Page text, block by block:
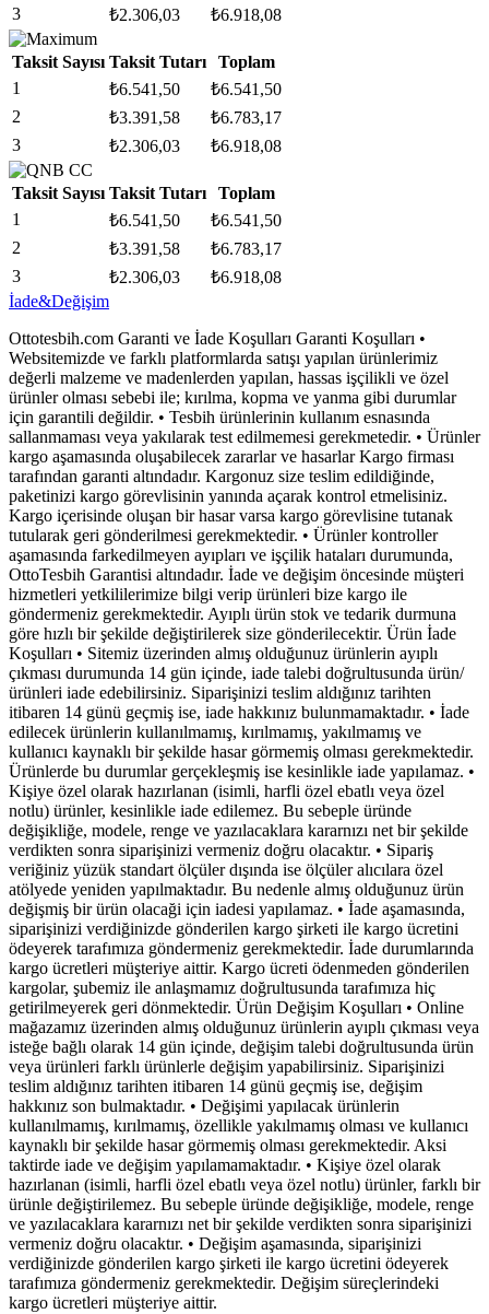
3 ₺2.306,03 ₺6.918,08
Taksit Sayısı Taksit Tutarı
Toplam
1
₺6.541,50 ₺6.541,50
2
₺3.391,58 ₺6.783,17
3
₺2.306,03 ₺6.918,08
Taksit Sayısı Taksit Tutarı
Toplam
1
₺6.541,50 ₺6.541,50
2
₺3.391,58 ₺6.783,17
3
₺2.306,03 ₺6.918,08
İade&Değişim
Ottotesbih.com Garanti ve İade Koşulları Garanti Koşulları •
Websitemizde ve farklı platformlarda satışı yapılan ürünlerimiz
değerli malzeme ve madenlerden yapılan, hassas işçilikli ve özel
ürünler olması sebebi ile; kırılma, kopma ve yanma gibi durumlar
için garantili değildir. • Tesbih ürünlerinin kullanım esnasında
sallanmaması veya yakılarak test edilmemesi gerekmetedir. • Ürünler
kargo aşamasında oluşabilecek zararlar ve hasarlar Kargo firması
tarafından garanti altındadır. Kargonuz size teslim edildiğinde,
paketinizi kargo görevlisinin yanında açarak kontrol etmelisiniz.
Kargo içerisinde oluşan bir hasar varsa kargo görevlisine tutanak
tutularak geri gönderilmesi gerekmektedir. • Ürünler kontroller
aşamasında farkedilmeyen ayıpları ve işçilik hataları durumunda,
OttoTesbih Garantisi altındadır. İade ve değişim öncesinde müşteri
hizmetleri yetkililerimize bilgi verip ürünleri bize kargo ile
göndermeniz gerekmektedir. Ayıplı ürün stok ve tedarik durmuna
göre hızlı bir şekilde değiştirilerek size gönderilecektir. Ürün İade
Koşulları • Sitemiz üzerinden almış olduğunuz ürünlerin ayıplı
çıkması durumunda 14 gün içinde, iade talebi doğrultusunda ürün/
ürünleri iade edebilirsiniz. Siparişinizi teslim aldığınız tarihten
itibaren 14 günü geçmiş ise, iade hakkınız bulunmamaktadır. • İade
edilecek ürünlerin kullanılmamış, kırılmamış, yakılmamış ve
kullanıcı kaynaklı bir şekilde hasar görmemiş olması gerekmektedir.
Ürünlerde bu durumlar gerçekleşmiş ise kesinlikle iade yapılamaz. •
Kişiye özel olarak hazırlanan (isimli, harfli özel ebatlı veya özel
notlu) ürünler, kesinlikle iade edilemez. Bu sebeple üründe
değişikliğe, modele, renge ve yazılacaklara kararnızı net bir şekilde
verdikten sonra siparişinizi vermeniz doğru olacaktır. • Sipariş
veriğiniz yüzük standart ölçüler dışında ise ölçüler alıcılara özel
atölyede yeniden yapılmaktadır. Bu nedenle almış olduğunuz ürün
değişmiş bir ürün olacaği için iadesi yapılamaz. • İade aşamasında,
siparişinizi verdiğinizde gönderilen kargo şirketi ile kargo ücretini
ödeyerek tarafımıza göndermeniz gerekmektedir. İade durumlarında
kargo ücretleri müşteriye aittir. Kargo ücreti ödenmeden gönderilen
kargolar, şubemiz ile anlaşmamız doğrultusunda tarafımıza hiç
getirilmeyerek geri dönmektedir. Ürün Değişim Koşulları • Online
mağazamız üzerinden almış olduğunuz ürünlerin ayıplı çıkması veya
isteğe bağlı olarak 14 gün içinde, değişim talebi doğrultusunda ürün
veya ürünleri farklı ürünlerle değişim yapabilirsiniz. Siparişinizi
teslim aldığınız tarihten itibaren 14 günü geçmiş ise, değişim
hakkınız son bulmaktadır. • Değişimi yapılacak ürünlerin
kullanılmamış, kırılmamış, özellikle yakılmamış olması ve kullanıcı
kaynaklı bir şekilde hasar görmemiş olması gerekmektedir. Aksi
taktirde iade ve değişim yapılamamaktadır. • Kişiye özel olarak
hazırlanan (isimli, harfli özel ebatlı veya özel notlu) ürünler, farklı bir
ürünle değiştirilemez. Bu sebeple üründe değişikliğe, modele, renge
ve yazılacaklara kararnızı net bir şekilde verdikten sonra siparişinizi
vermeniz doğru olacaktır. • Değişim aşamasında, siparişinizi
verdiğinizde gönderilen kargo şirketi ile kargo ücretini ödeyerek
tarafımıza göndermeniz gerekmektedir. Değişim süreçlerindeki
kargo ücretleri müşteriye aittir.